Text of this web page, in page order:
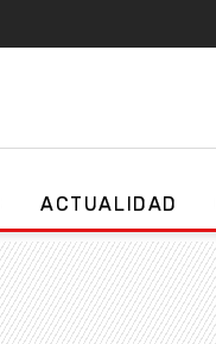
ACTUALIDAD